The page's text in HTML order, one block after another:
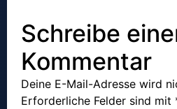
Schreibe
Kommentar
Deine E-Mail-Adresse wird
Erforderliche Felder sind mit